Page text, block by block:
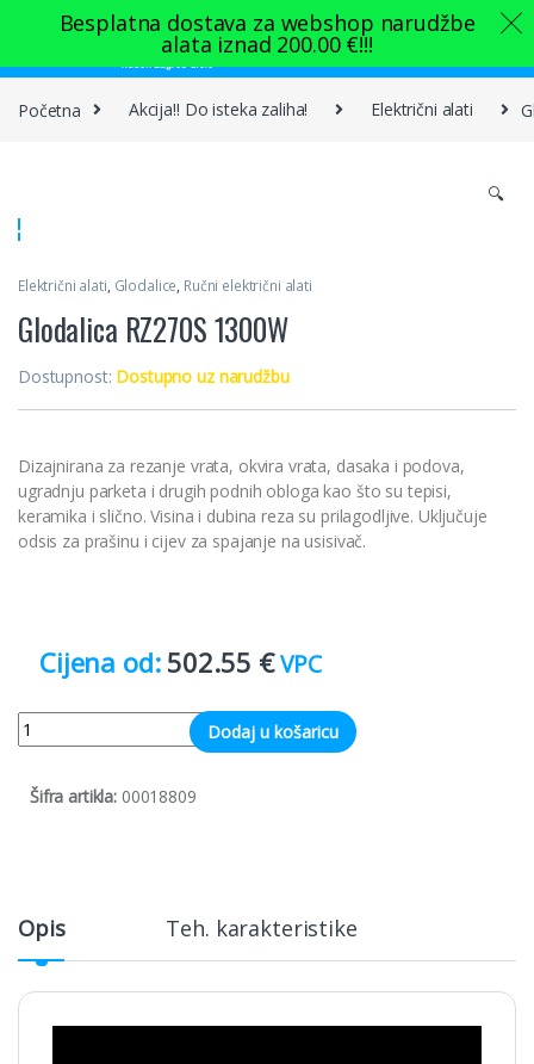
Skip to navigation
Skip to content
Početna Akcija!! Do isteka zaliha! Električni alati
🔍
Električni alati, Glodalice, Ručni električni alati
Glodalica RZ270S 1300W
Dostupnost: Dostupno uz narudžbu
Dizajnirana za rezanje vrata, okvira vrata, dasaka i podova,
ugradnju parketa i drugih podnih obloga kao što su tepisi,
keramika i slično. Visina i dubina reza su prilagodljive. Uključuje
odsis za prašinu i cijev za spajanje na usisivač.
502.55 € VPC
Quantity Dodaj u košaricu
Šifra artikla: 00018809
Opis Teh. karakteristike
Besplatna dostava za webshop narudžbe
alata iznad 200.00 €!!!